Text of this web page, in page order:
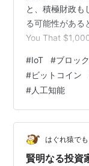
割高なものを
割安なものを買
る)ことで利益が
:実際には日経
:原理的に先物
と、積極財政も
る可能性があ
You That
プバイステップ
Arbitrage Bot:
(1)AIを活用して
#IoT #ブロッ
#ビットコイン
#人工知能
はぐれ猿で
賢明なる投